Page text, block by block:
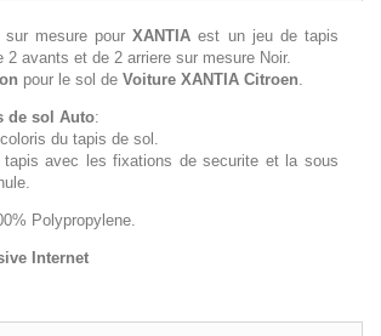
sur mesure pourXANTIAest un jeu de tapis
2 avants et de 2 arriere sur mesure Noir.
pour le sol de Voiture XANTIA Citroen.
de sol Auto:
du tapis de sol.
tapis avec les fixations de securite et la sous
Polypropylene.
Internet